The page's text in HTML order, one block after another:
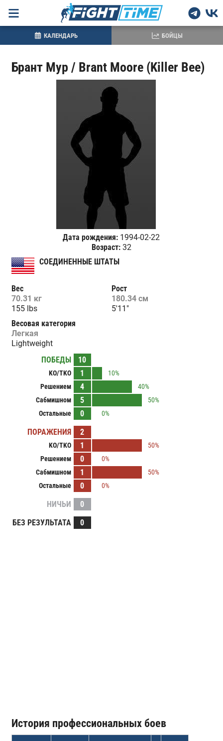
Брант Мур / Brant Moore (Killer Bee)
Дата рождения: 1994-02-22
Возраст:32
СОЕДИНЕННЫЕ ШТАТЫ
Вес
70.31 кг
155 lbs
Рост
180.34 см
5'11"
Весовая категория
Легкая
Lightweight
ПОБЕДЫ
10
KO/TKO 1
10%
Решением
4
40%
Сабмишном
5
50%
Остальные
0 0%
ПОРАЖЕНИЯ 2
KO/TKO 1
50%
Решением
0
0%
Сабмишном
1
50%
Остальные
0 0%
НИЧЬИ
0
БЕЗ РЕЗУЛЬТАТА
0
История профессиональных боев
КАЛЕНДАРЬ БОЙЦЫ